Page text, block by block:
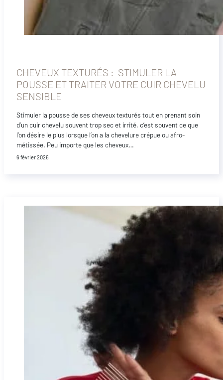
CHEVEUX TEXTURÉS : STIMULER LA
POUSSE ET TRAITER VOTRE CUIR CHEVELU
SENSIBLE
Stimuler la pousse de ses cheveux texturés tout en prenant soin
d’un cuir chevelu souvent trop sec et irrité, c’est souvent ce que
l’on désire le plus lorsque l’on a la chevelure crépue ou afro-
métissée. Peu importe que les cheveux…
6 février 2026